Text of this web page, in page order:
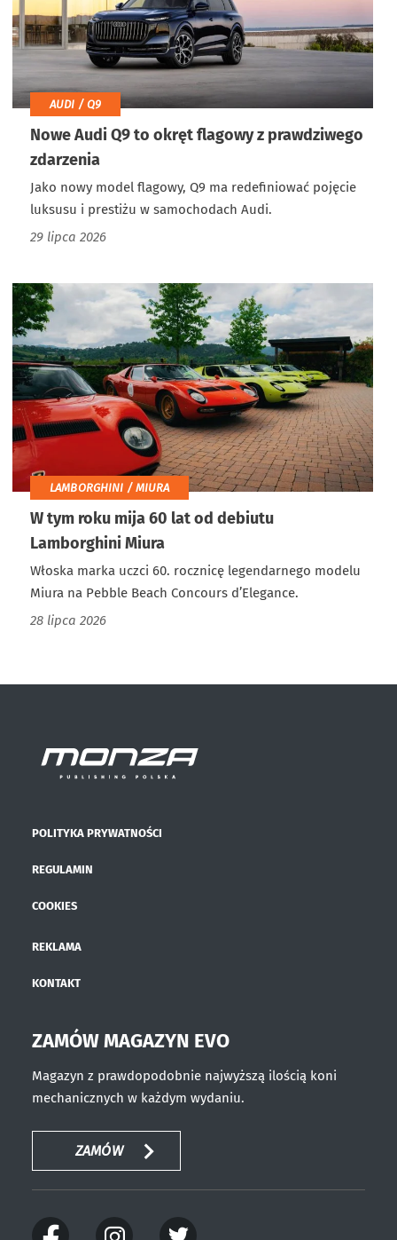
AUDI / Q9
Nowe Audi Q9 to okręt flagowy z prawdziwego
zdarzenia
Jako nowy model flagowy, Q9 ma redefiniować pojęcie
luksusu i prestiżu w samochodach Audi.
29 lipca 2026
LAMBORGHINI / MIURA
W tym roku mija 60 lat od debiutu
Lamborghini Miura
Włoska marka uczci 60. rocznicę legendarnego modelu
Miura na Pebble Beach Concours d’Elegance.
28 lipca 2026
POLITYKA PRYWATNOŚCI
REGULAMIN
COOKIES
REKLAMA
KONTAKT
ZAMÓW MAGAZYN EVO
Magazyn z prawdopodobnie najwyższą ilością koni
mechanicznych w każdym wydaniu.
ZAMÓW